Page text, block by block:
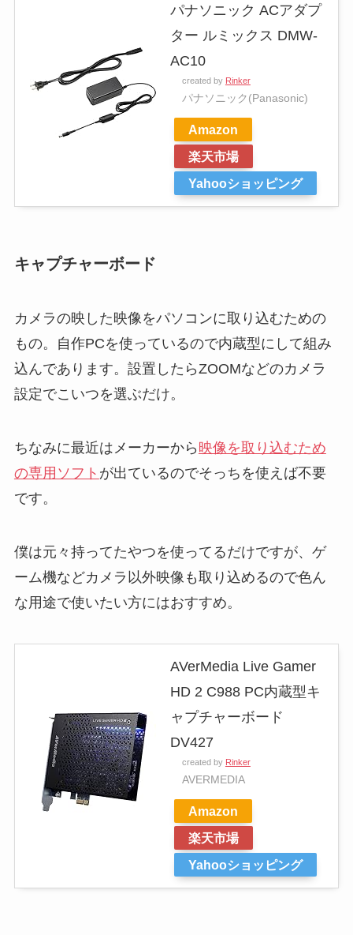
パナソニック ACアダプ
ター ルミックス DMW-
AC10
created by Rinker
パナソニック(Panasonic)
Amazon
楽天市場
Yahooショッピング
キャプチャーボード
カメラの映した映像をパソコンに取り込むための
もの。自作PCを使っているので内蔵型にして組み
込んであります。設置したらZOOMなどのカメラ
設定でこいつを選ぶだけ。
ちなみに最近はメーカーから 映像を取り込むため
の専用ソフト が出ているのでそっちを使えば不要
です。
僕は元々持ってたやつを使ってるだけですが、ゲ
ーム機などカメラ以外映像も取り込めるので色ん
な用途で使いたい方にはおすすめ。
AVerMedia Live Gamer
HD 2 C988 PC内蔵型キ
ャプチャーボード
DV427
created by Rinker
AVERMEDIA
Amazon
楽天市場
Yahooショッピング